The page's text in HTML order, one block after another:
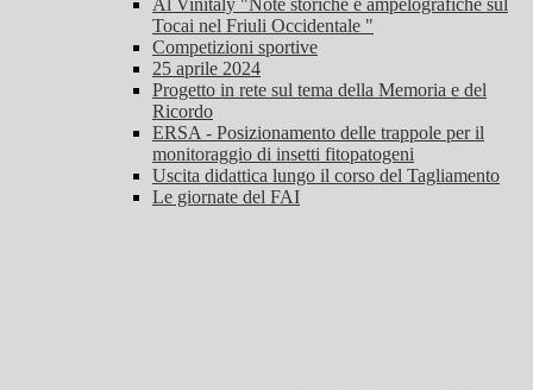
Al Vinitaly "Note storiche e ampelografiche sul
Tocai nel Friuli Occidentale "
Competizioni sportive
25 aprile 2024
Progetto in rete sul tema della Memoria e del
Ricordo
ERSA - Posizionamento delle trappole per il
monitoraggio di insetti fitopatogeni
Uscita didattica lungo il corso del Tagliamento
Le giornate del FAI